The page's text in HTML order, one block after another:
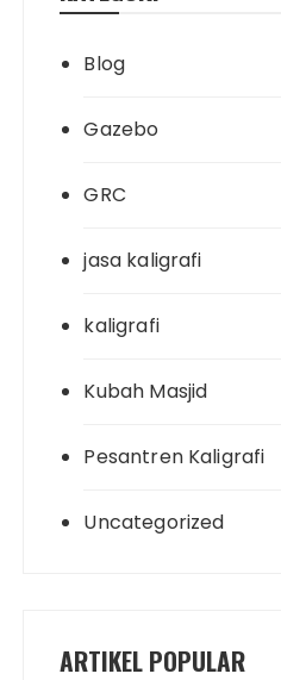
Blog
Gazebo
GRC
jasa kaligrafi
kaligrafi
Kubah Masjid
Pesantren Kaligrafi
Uncategorized
ARTIKEL POPULAR